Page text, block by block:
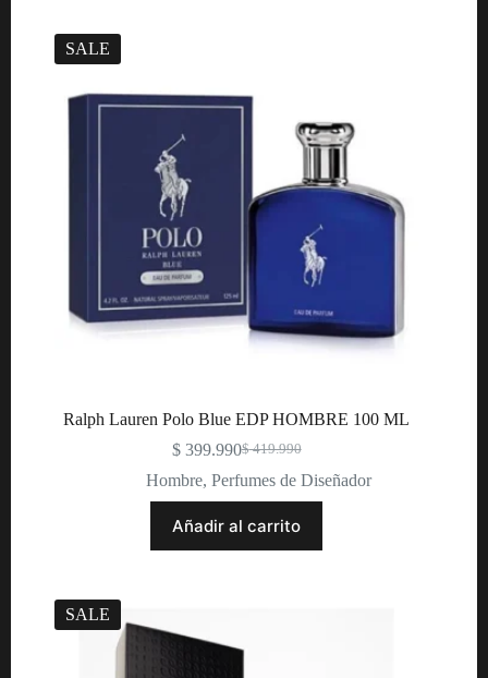
SALE
Ralph Lauren Polo Blue EDP HOMBRE 100 ML
$419.990
Original
price
$ 419.990.
$399.990Current
price
$ 399.990.
Hombre, Perfumes de Diseñador
Añadir al carrito
SALE